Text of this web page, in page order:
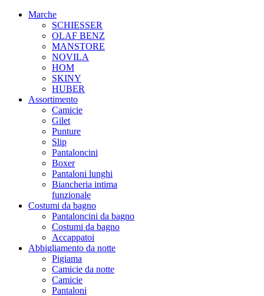
Marche
SCHIESSER
OLAF BENZ
MANSTORE
NOVILA
HOM
SKINY
HUBER
Assortimento
Camicie
Gilet
Punture
Slip
Pantaloncini
Boxer
Pantaloni lunghi
Biancheria intima
funzionale
Costumi da bagno
Pantaloncini da bagno
Costumi da bagno
Accappatoi
Abbigliamento da notte
Pigiama
Camicie da notte
Camicie
Pantaloni